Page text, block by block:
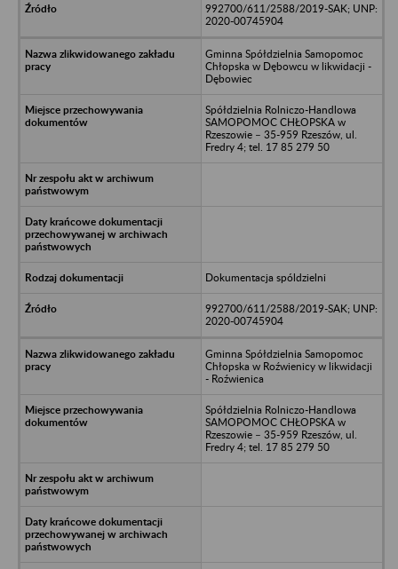
992700/611/2588/2019-SAK; UNP:
2020-00745904
Gminna Spółdzielnia Samopomoc
Chłopska w Dębowcu w likwidacji -
Dębowiec
Spółdzielnia Rolniczo-Handlowa
SAMOPOMOC CHŁOPSKA w
Rzeszowie – 35-959 Rzeszów, ul.
Fredry 4; tel. 17 85 279 50
Dokumentacja spóldzielni
992700/611/2588/2019-SAK; UNP:
2020-00745904
Gminna Spółdzielnia Samopomoc
Chłopska w Roźwienicy w likwidacji
- Roźwienica
Spółdzielnia Rolniczo-Handlowa
SAMOPOMOC CHŁOPSKA w
Rzeszowie – 35-959 Rzeszów, ul.
Fredry 4; tel. 17 85 279 50